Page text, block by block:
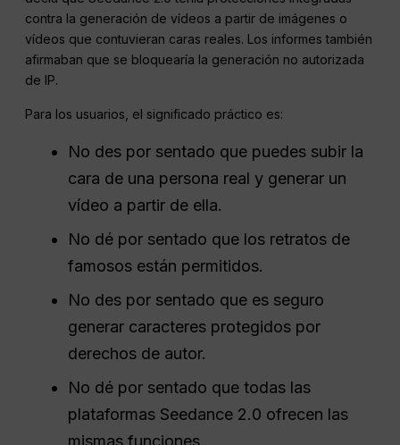
contra la generación de vídeos a partir de imágenes o
vídeos que contuvieran caras reales. Los informes también
afirmaban que se bloquearía la generación no autorizada
de IP.
Para los usuarios, el significado práctico es:
No des por sentado que puedes subir la
cara de una persona real y generar un
vídeo a partir de ella.
No dé por sentado que los retratos de
famosos están permitidos.
No des por sentado que es seguro
generar caracteres protegidos por
derechos de autor.
No dé por sentado que todas las
plataformas Seedance 2.0 ofrecen las
mismas funciones.